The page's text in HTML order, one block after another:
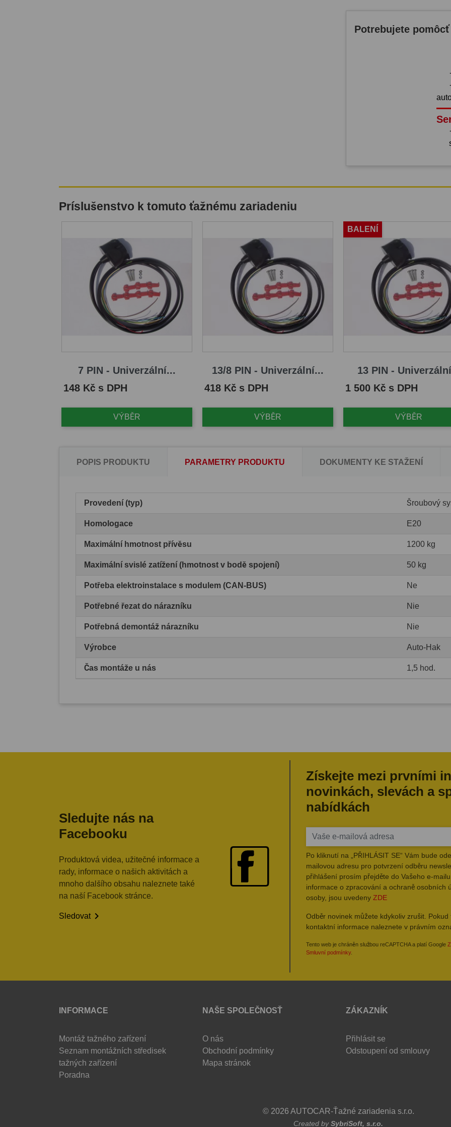
Potrebujete
Príslušenstvo k tomuto ťažnému zariadeniu
7 PIN - Univerzální...
Cena
148 Kč s DPH
VÝBĚR
13/8 PIN - Univerzální...
Cena
418 Kč s DPH
VÝBĚR
13 PIN -
Cena
1 500 Kč s DPH
VÝBĚR
BALENÍ
POPIS PRODUKTU PARAMETRY PRODUKTU DOKUMENTY KE STAŽENÍ
Provedení (typ) Šroubový
Homologace E20
Maximální hmotnost přívěsu 1200 kg
Maximální svislé zatížení (hmotnost v bodě spojení) 50 kg
Potřeba elektroinstalace s modulem (CAN-BUS) Ne
Potřebné řezat do nárazníku Nie
Potřebná demontáž nárazníku Nie
Výrobce Auto-Hak
Čas montáže u nás 1,5 hod.
Sledujte nás na
Facebooku
Produktová videa, užitečné informace a
rady, informace o našich aktivitách a
mnoho dalšího obsahu naleznete také
na naší Facebook stránce.
Sledovat
Získejte mezi prvními
novinkách, slevách a
nabídkách
Po kliknutí na „PŘIHLÁSIT SE“ Vám bude
mailovou adresu pro potvrzení odběru
přihlášení prosím přejděte do Vašeho e-
informace o zpracování a ochraně osobních
osoby, jsou uvedeny ZDE
Odběr novinek můžete kdykoliv zrušit.
kontaktní informace naleznete v právním
Tento web je chráněn službou reCAPTCHA a platí Google
Smluvní podmínky.
INFORMACE
Montáž tažného zařízení
Seznam montážních středisek
tažných zařízení
Poradna
NAŠE SPOLEČNOSŤ
O nás
Obchodní podmínky
Mapa stránok
ZÁKAZNÍK
Přihlásit se
Odstoupení od smlouvy
© 2026 AUTOCAR-Ťažné zariadenia s.r.o.
Created bySybriSoft, s.r.o.